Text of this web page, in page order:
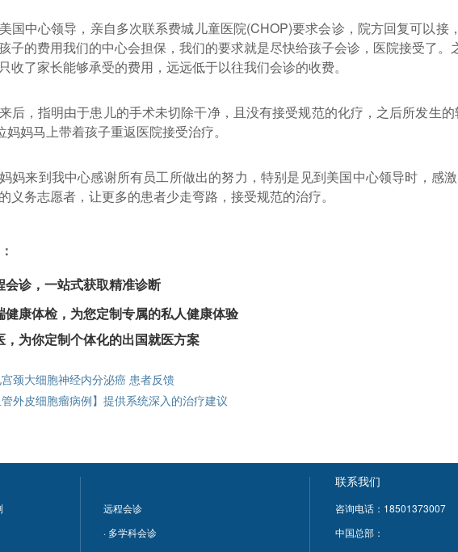
国中心领导，亲自多次联系费城儿童医院(CHOP)要求会诊，院方回复可以接
子的费用我们的中心会担保，我们的要求就是尽快给孩子会诊，医院接受了。
收了家长能够承受的费用，远远低于以往我们会诊的收费。
后，指明由于患儿的手术未切除干净，且没有接受规范的化疗，之后所发生
妈妈马上带着孩子重返医院接受治疗。
妈来到我中心感谢所有员工所做出的努力，特别是见到美国中心领导时，感
义务志愿者，让更多的患者少走弯路，接受规范的治疗。
会诊，一站式获取精准诊断
健康体检，为您定制专属的私人健康体验
，为你定制个体化的出国就医方案
颈大细胞神经内分泌癌 患者反馈
管外皮细胞瘤病例】提供系统深入的治疗建议
远程会诊
· 多学科会诊
联系我们
咨询电话：18501373007
中国总部：